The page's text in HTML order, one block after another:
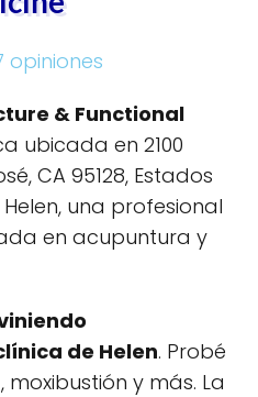
opiniones
& Functional
ubicada en 2100
CA 95128, Estados
una profesional
en acupuntura y
de Helen. Probé
y más. La